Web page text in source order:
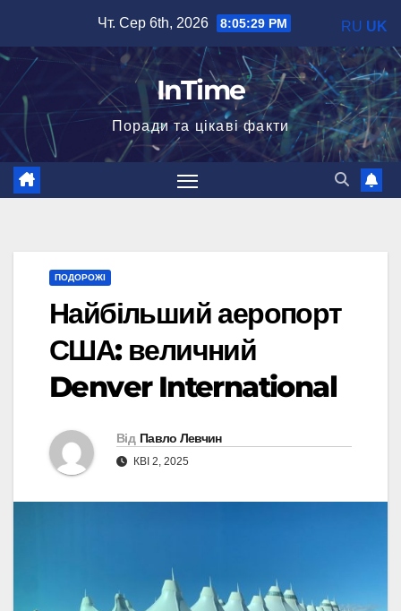
вмісту
Чт. Сер 6th, 2026 8:05:30 PM
InTime
Поради та цікаві факти
ПОДОРОЖІ
Найбільший аеропорт
США: величний
Denver International
Від Павло Левчин
КВІ 2, 2025
RU UK